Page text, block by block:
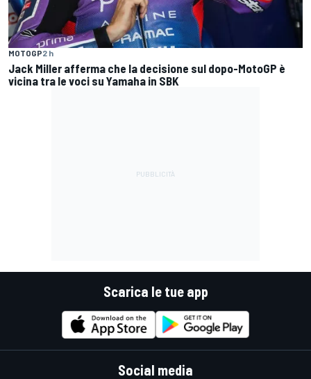
MOTOGP2 h
Jack Miller afferma che la decisione sul dopo-MotoGP è
vicina tra le voci su Yamaha in SBK
Scarica le tue app
Social media